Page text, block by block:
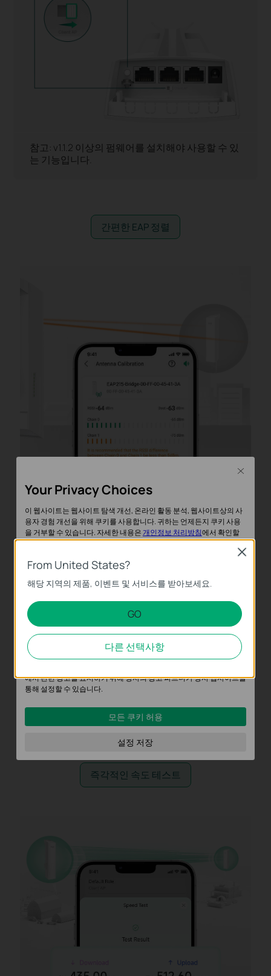
참고: v1.1.2 이상의 펌웨어를 설치해야 사용할 수 있
는 기능입니다.
간편한 EAP 정렬
정렬 후
즉각적인 속도 테스트
From United States?
해당 지역의 제품, 이벤트 및 서비스를 받아보세요.
GO
다른 선택사항
Close
Your Privacy Choices
이 웹사이트는 웹사이트 탐색 개선, 온라인 활동 분석, 웹사이트상의 사
용자 경험 개선을 위해 쿠키를 사용합니다. 귀하는 언제든지 쿠키 사용
을 거부할 수 있습니다. 자세한 내용은개인정보 처리방침에서 확인할
수 있습니다.
기본 쿠키
이 쿠키는 웹사이트가 작동하는 데 필요하며 사용자의 시스템에서 비활
분석 및 마케팅 쿠키
분석 쿠키는 웹사이트의 기능을 개선하고 조정하기 위해 웹사이트에서
의 사용자 활동을 분석하는 데 사용하는 쿠키입니다.
에서 관련 광고를 표시하기 위해 당사의 광고 파트너가 당사 웹사이트를
통해 설정할 수 있습니다.
모든 쿠키 허용
설정 저장
Close